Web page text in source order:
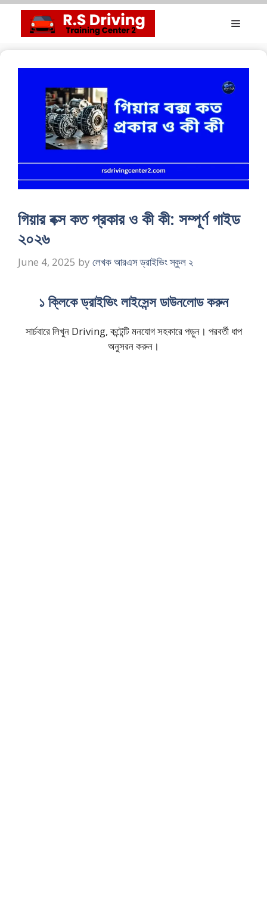
content
Menu
গিয়ার বক্স কত প্রকার ও কী কী: সম্পূর্ণ গাইড
২০২৬
June 4, 2025 by লেখক আরএস ড্রাইভিং স্কুল ২
১ ক্লিকে ড্রাইভিং লাইসেন্স ডাউনলোড করুন
সার্চবারে লিখুন Driving, কন্টেন্টি মনযোগ সহকারে পড়ুন। পরবর্তী ধাপ
অনুসরন করুন।